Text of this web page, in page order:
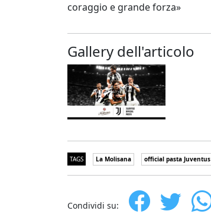
coraggio e grande forza»
Gallery dell'articolo
TAGS La Molisana official pasta Juventus
Condividi su: